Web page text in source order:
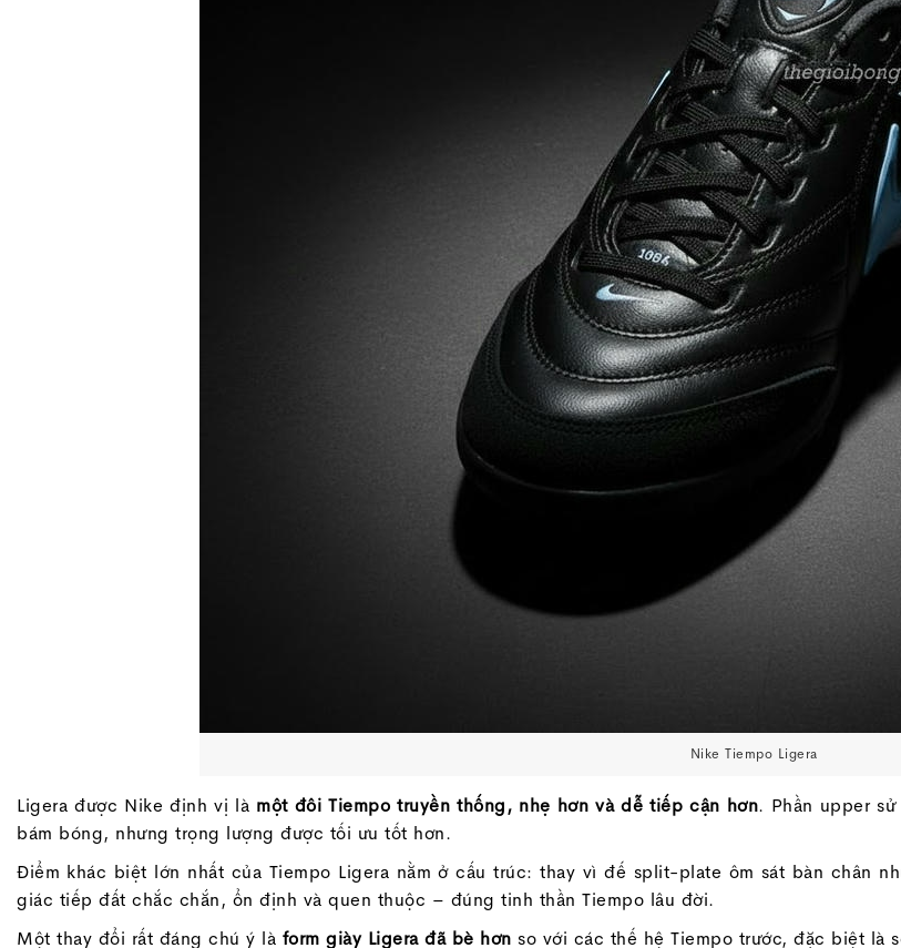
Nike Tiempo Ligera
Ligera được Nike định vị là một đôi Tiempo truyền thống, nhẹ hơn và dễ tiếp cận hơn. Phần upper
bám bóng, nhưng trọng lượng được tối ưu tốt hơn.
Điểm khác biệt lớn nhất của Tiempo Ligera nằm ở cấu trúc: thay vì đế split-plate ôm sát bàn chân
giác tiếp đất chắc chắn, ổn định và quen thuộc – đúng tinh thần Tiempo lâu đời.
Một thay đổi rất đáng chú ý là form giày Ligera đã bè hơn so với các thế hệ Tiempo trước, đặc biệt là